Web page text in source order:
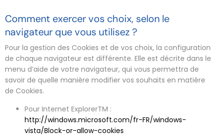
Comment exercer vos choix, selon le
navigateur que vous utilisez ?
Pour la gestion des Cookies et de vos choix, la configuration
de chaque navigateur est différente. Elle est décrite dans le
menu d’aide de votre navigateur, qui vous permettra de
savoir de quelle manière modifier vos souhaits en matière
de Cookies.
Pour Internet ExplorerTM :
http://windows.microsoft.com/fr-FR/windows-
vista/Block-or-allow-cookies